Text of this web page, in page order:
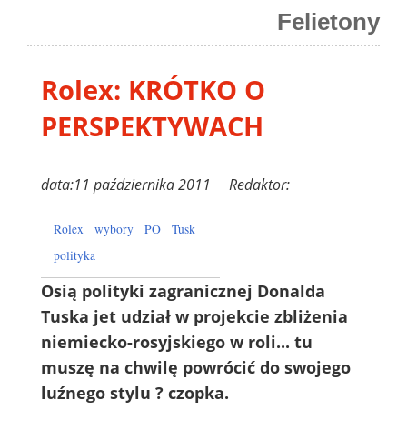
Felietony
Rolex: KRÓTKO O
PERSPEKTYWACH
data:11 października 2011 Redaktor:
Rolex wybory PO
Tusk
polityka
Osią polityki zagranicznej Donalda
Tuska jet udział w projekcie zbliżenia
niemiecko-rosyjskiego w roli... tu
muszę na chwilę powrócić do swojego
luźnego stylu ? czopka.